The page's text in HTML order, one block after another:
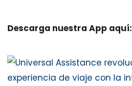
Descarga nuestra App aquí: